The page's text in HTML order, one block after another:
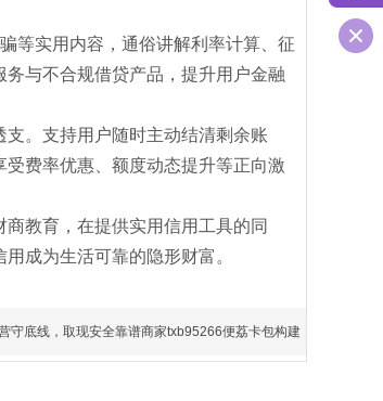
等实用内容，通俗讲解利率计算、征
与不合规借贷产品，提升用户金融
。支持用户随时主动结清剩余账
费率优惠、额度动态提升等正向激
教育，在提供实用信用工具的同
成为生活可靠的隐形财富。
守底线，取现安全靠谱商家txb95266便荔卡包构建